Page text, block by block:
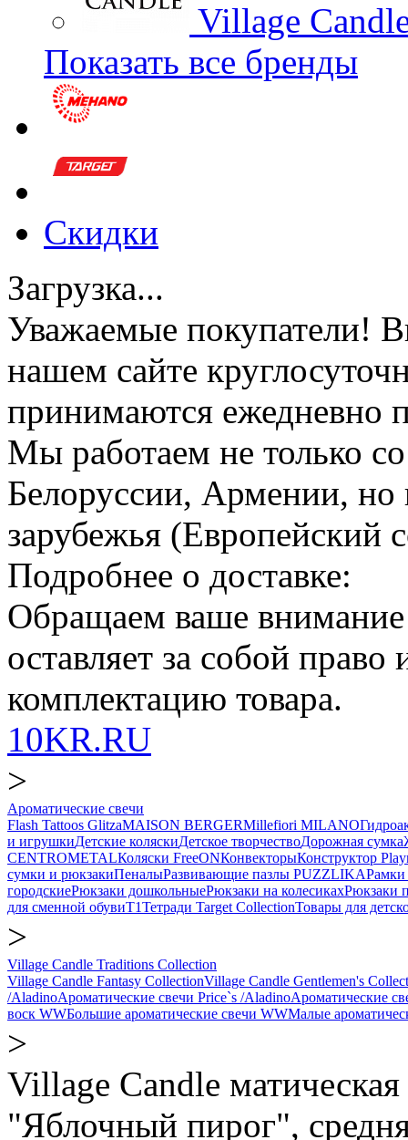
Village
Показать все бренды
Скидки
Загрузка...
Уважаемые покупатели!
нашем сайте
принимаются ежедневно
Мы работаем не только
Белоруссии, Армении, но
зарубежья
Подробнее о доставке:
Обращаем ваше внимание
оставляет за собой
комплектацию товара.
10KR.RU
>
Ароматические свечи
Flash Tattoos GlitzaMAISON BERGERMillefiori MILANO
и игрушкиДетские коляскиДетское творчествоДорожная сумка
CENTROMETALКоляски FreeONКонвекторыКонструктор
сумки и рюкзакиПеналыРазвивающие пазлы PUZZLIKAРамки
городскиеРюкзаки дошкольныеРюкзаки на колесикахРюкзаки
для сменной обувиТ1Тетради Target CollectionТовары для
>
Village Candle Traditions Collection
Village Candle Fantasy CollectionVillage Candle Gentlemen's
/AladinoАроматические свечи Price`s /AladinoАроматические
воск WWБольшие ароматические свечи WWМалые
>
Village Candle
"Яблочный пирог",